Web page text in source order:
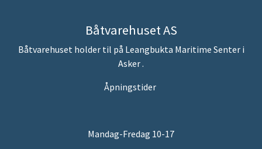
Båtvarehuset AS
Båtvarehuset holder til på Leangbukta Maritime Senter i
Asker .
Åpningstider
Mandag-Fredag 10-17